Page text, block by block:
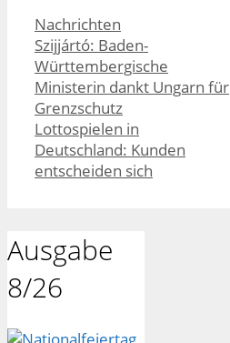
Kategorien
Nachrichten
Szijjártó: Baden-
Württembergische
Ministerin dankt Ungarn für
Grenzschutz
Lottospielen in
Deutschland: Kunden
entscheiden sich
Ausgabe
8/26